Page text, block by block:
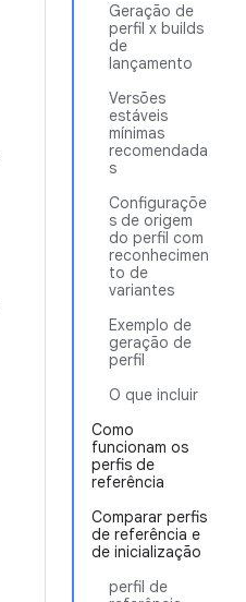
Geração de
perfil x builds
de
lançamento
Versões
estáveis
mínimas
recomendada
s
Configuraçõe
s de origem
do perfil com
reconhecimen
to de
variantes
Exemplo de
geração de
perfil
O que incluir
Como
funcionam os
perfis de
referência
Comparar perfis
de referência e
de inicialização
perfil de